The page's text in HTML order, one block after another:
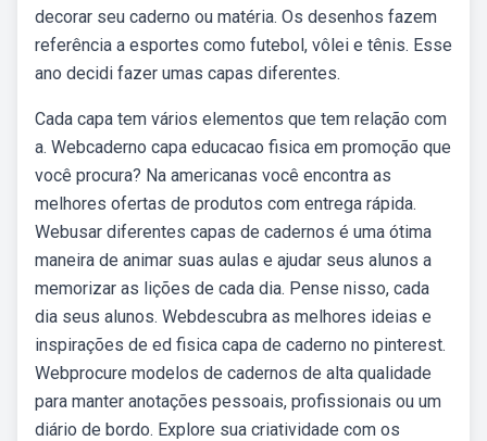
decorar seu caderno ou matéria. Os desenhos fazem
referência a esportes como futebol, vôlei e tênis. Esse
ano decidi fazer umas capas diferentes.
Cada capa tem vários elementos que tem relação com
a. Webcaderno capa educacao fisica em promoção que
você procura? Na americanas você encontra as
melhores ofertas de produtos com entrega rápida.
Webusar diferentes capas de cadernos é uma ótima
maneira de animar suas aulas e ajudar seus alunos a
memorizar as lições de cada dia. Pense nisso, cada
dia seus alunos. Webdescubra as melhores ideias e
inspirações de ed fisica capa de caderno no pinterest.
Webprocure modelos de cadernos de alta qualidade
para manter anotações pessoais, profissionais ou um
diário de bordo. Explore sua criatividade com os